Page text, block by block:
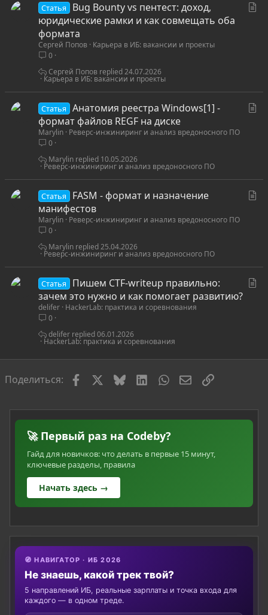
Статья
Bug Bounty vs пентест: доход,
юридические рамки и как совмещать оба
формата
Сергей Попов Карьера в ИБ: вакансии и проекты
0
Карьера в ИБ: вакансии и проекты
24.07.2026
Сергей Попов
Статья
Анатомия реестра Windows[1] -
формат файлов REGF на диске
Marylin Реверс-инжиниринг и анализ вредоносного ПО
0
Реверс-инжиниринг и анализ вредоносного ПО
10.05.2026
Marylin
Статья
FASM - формат и назначение
манифестов
Marylin Реверс-инжиниринг и анализ вредоносного ПО
0
Реверс-инжиниринг и анализ вредоносного ПО
25.04.2026
Marylin
Статья
Пишем CTF-writeup правильно:
зачем это нужно и как помогает развитию?
delifer HackerLab: практика и соревнования
0
HackerLab: практика и соревнования
06.01.2026
delifer
Поделиться: FacebookBlueskyLinkedInWhatsAppЭлектронная
Ссылка
🚀 Первый раз на Codeby?
Гайд для новичков: что делать в первые 15 минут,
ключевые разделы, правила
Начать здесь →
🧭 НАВИГАТОР · ИБ 2026
Не знаешь, какой трек твой?
5 направлений ИБ, реальные зарплаты и точка входа для
каждого — в одном треде.